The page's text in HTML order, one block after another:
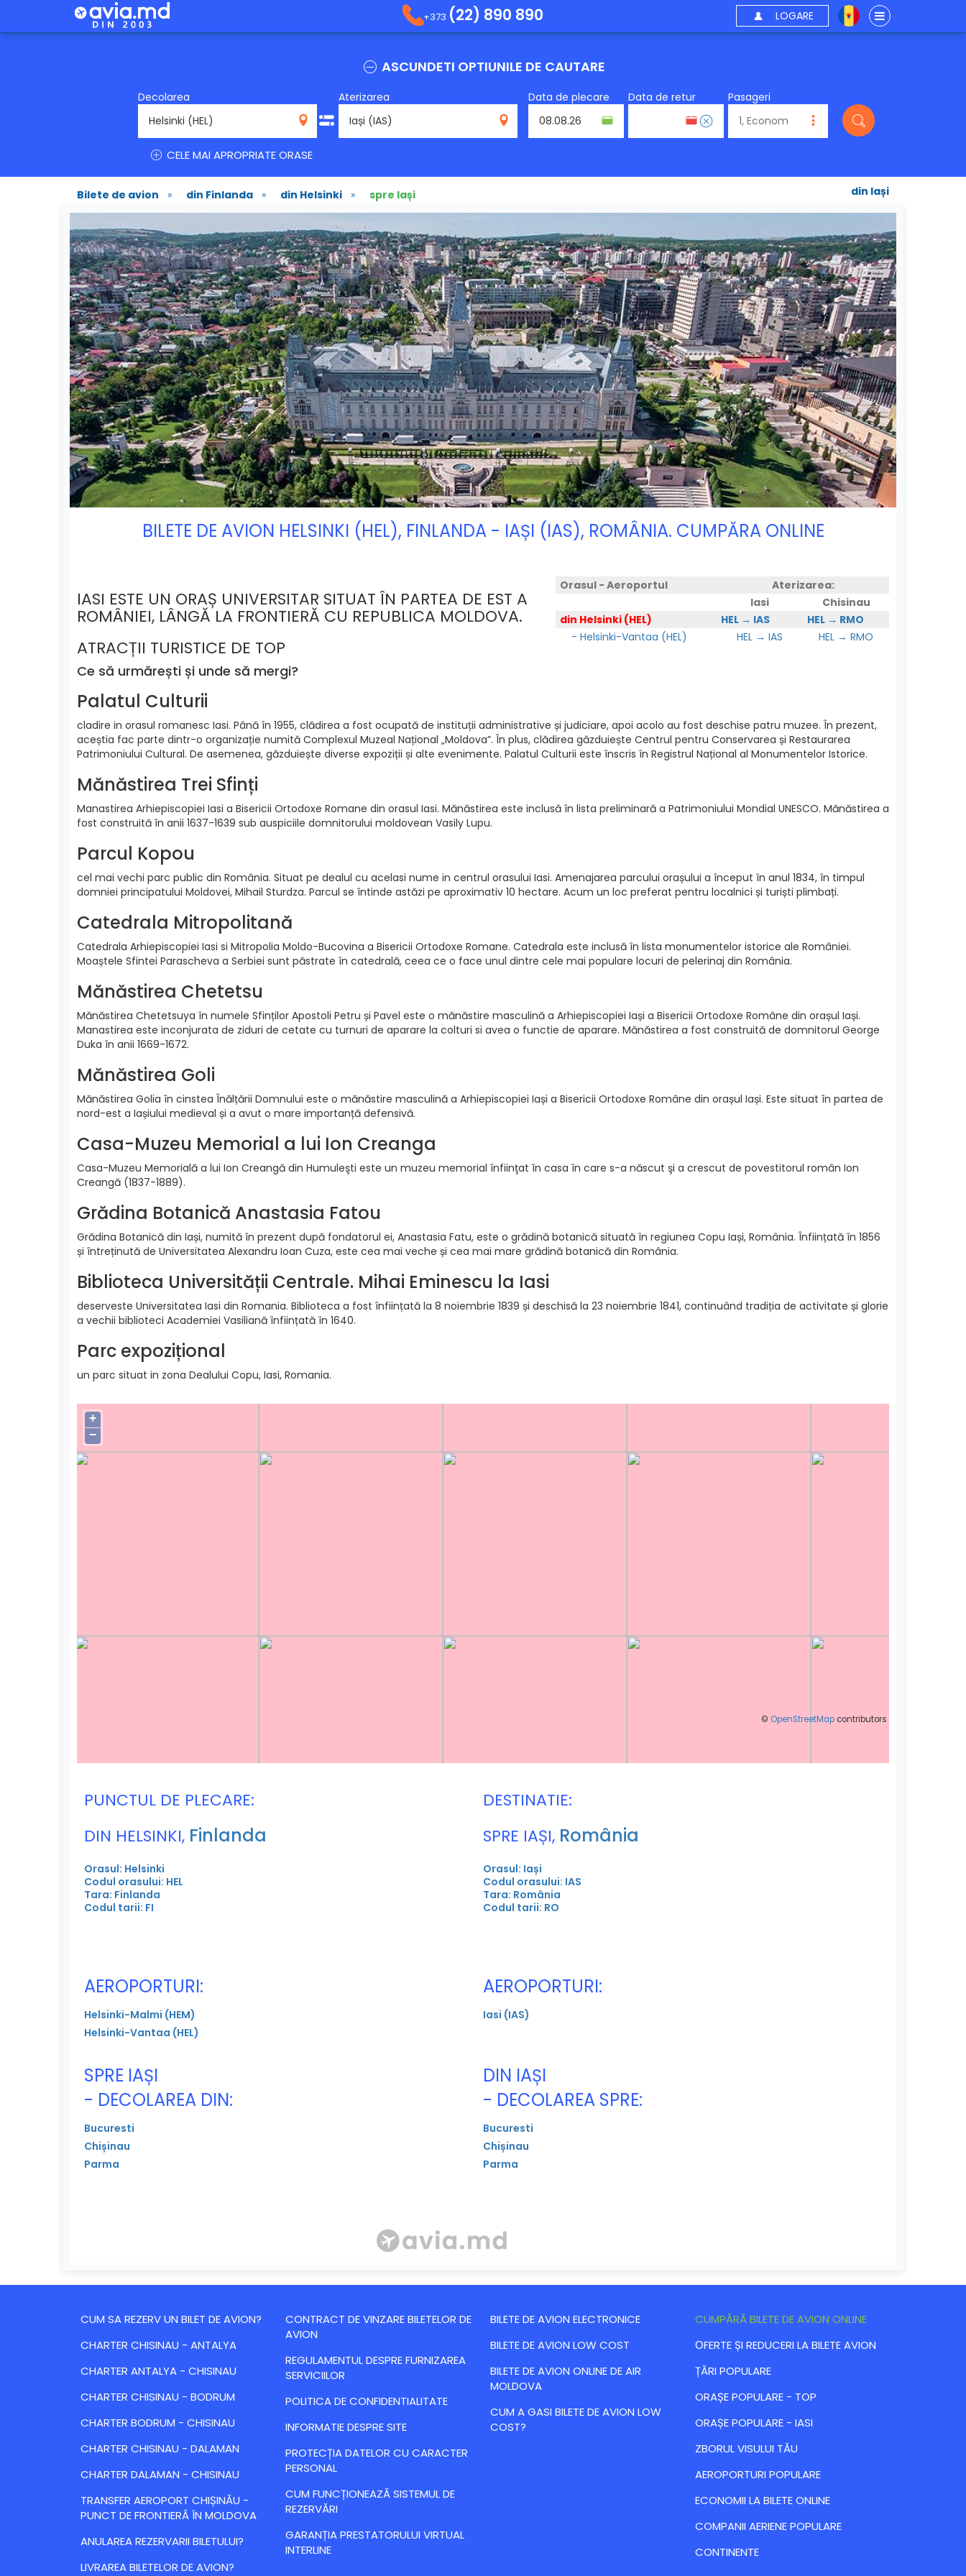
+373 (22) 890 890 LOGARE
ASCUNDETI OPTIUNILE DE CAUTARE
Decolarea
Aterizarea
Data de plecare Data de retur Pasageri
CELE MAI APROPRIATE ORASE
Bilete de avion » din Finlanda » din Helsinki » spre Iași din Iași
BILETE DE AVION HELSINKI (HEL), FINLANDA - IAȘI (IAS), ROMÂNIA. CUMPĂRA ONLINE
Orasul - Aeroportul
Aterizarea:
Iasi
Chisinau
din Helsinki (HEL)
HEL → IAS
HEL → RMO
- Helsinki-Vantaa (HEL)
HEL → IAS HEL → RMO
IASI ESTE UN ORAȘ UNIVERSITAR SITUAT ÎN PARTEA DE EST A
ROMÂNIEI, LÂNGĂ LA FRONTIERĂ CU REPUBLICA MOLDOVA.
ATRACȚII TURISTICE DE TOP
Ce să urmărești și unde să mergi?
Palatul Culturii
cladire in orasul romanesc Iasi. Până în 1955, clădirea a fost ocupată de instituții administrative și judiciare, apoi acolo au fost deschise patru muzee. În prezent,
aceștia fac parte dintr-o organizație numită Complexul Muzeal Național „Moldova”. În plus, clădirea găzduiește Centrul pentru Conservarea și Restaurarea
Patrimoniului Cultural. De asemenea, găzduiește diverse expoziții și alte evenimente. Palatul Culturii este înscris în Registrul Național al Monumentelor Istorice.
Mănăstirea Trei Sfinți
Manastirea Arhiepiscopiei Iasi a Bisericii Ortodoxe Romane din orasul Iasi. Mănăstirea este inclusă în lista preliminară a Patrimoniului Mondial UNESCO. Mănăstirea a
fost construită în anii 1637-1639 sub auspiciile domnitorului moldovean Vasily Lupu.
Parcul Kopou
cel mai vechi parc public din România. Situat pe dealul cu acelasi nume in centrul orasului Iasi. Amenajarea parcului orașului a început în anul 1834, în timpul
domniei principatului Moldovei, Mihail Sturdza. Parcul se întinde astăzi pe aproximativ 10 hectare. Acum un loc preferat pentru localnici și turiști plimbați.
Catedrala Mitropolitană
Catedrala Arhiepiscopiei Iasi si Mitropolia Moldo-Bucovina a Bisericii Ortodoxe Romane. Catedrala este inclusă în lista monumentelor istorice ale României.
Moaștele Sfintei Parascheva a Serbiei sunt păstrate în catedrală, ceea ce o face unul dintre cele mai populare locuri de pelerinaj din România.
Mănăstirea Chetetsu
Mănăstirea Chetetsuya în numele Sfinților Apostoli Petru și Pavel este o mănăstire masculină a Arhiepiscopiei Iași a Bisericii Ortodoxe Române din orașul Iași.
Manastirea este inconjurata de ziduri de cetate cu turnuri de aparare la colturi si avea o functie de aparare. Mănăstirea a fost construită de domnitorul George
Duka în anii 1669-1672.
Mănăstirea Goli
Mănăstirea Golia în cinstea Înălțării Domnului este o mănăstire masculină a Arhiepiscopiei Iași a Bisericii Ortodoxe Române din orașul Iași. Este situat în partea de
nord-est a Iașiului medieval și a avut o mare importanță defensivă.
Casa-Muzeu Memorial a lui Ion Creanga
Casa-Muzeu Memorială a lui Ion Creangă din Humuleşti este un muzeu memorial înfiinţat în casa în care s-a născut şi a crescut de povestitorul român Ion
Creangă (1837-1889).
Grădina Botanică Anastasia Fatou
Grădina Botanică din Iași, numită în prezent după fondatorul ei, Anastasia Fatu, este o grădină botanică situată în regiunea Copu Iași, România. Înființată în 1856
și întreținută de Universitatea Alexandru Ioan Cuza, este cea mai veche și cea mai mare grădină botanică din România.
Biblioteca Universității Centrale. Mihai Eminescu la Iasi
deserveste Universitatea Iasi din Romania. Biblioteca a fost înființată la 8 noiembrie 1839 și deschisă la 23 noiembrie 1841, continuând tradiția de activitate și glorie
a vechii biblioteci Academiei Vasiliană înființată în 1640.
Parc expozițional
un parc situat in zona Dealului Copu, Iasi, Romania.
+
−
© OpenStreetMap contributors
PUNCTUL DE PLECARE:
DIN HELSINKI, Finlanda
Orasul: Helsinki
Codul orasului: HEL
Tara: Finlanda
Codul tarii: FI
AEROPORTURI:
Helsinki-Malmi (HEM)
Helsinki-Vantaa (HEL)
DESTINATIE:
SPRE IAȘI, România
Orasul: Iași
Codul orasului: IAS
Tara: România
Codul tarii: RO
AEROPORTURI:
Iasi (IAS)
SPRE IAȘI
- DECOLAREA DIN:
Bucuresti
Chișinau
Parma
DIN IAȘI
- DECOLAREA SPRE:
Bucuresti
Chișinau
Parma
CUM SA REZERV UN BILET DE AVION?
CHARTER CHISINAU - ANTALYA
CHARTER ANTALYA - CHISINAU
CHARTER CHISINAU - BODRUM
CHARTER BODRUM - CHISINAU
CHARTER CHISINAU - DALAMAN
CHARTER DALAMAN - CHISINAU
TRANSFER AEROPORT CHIȘINĂU -
PUNCT DE FRONTIERĂ ÎN MOLDOVA
ANULAREA REZERVARII BILETULUI?
LIVRAREA BILETELOR DE AVION?
CONTRACT DE VINZARE BILETELOR DE
AVION
REGULAMENTUL DESPRE FURNIZAREA
SERVICIILOR
POLITICA DE CONFIDENTIALITATE
INFORMATIE DESPRE SITE
PROTECȚIA DATELOR CU CARACTER
PERSONAL
CUM FUNCȚIONEAZĂ SISTEMUL DE
REZERVĂRI
GARANȚIA PRESTATORULUI VIRTUAL
INTERLINE
BILETE DE AVION ELECTRONICE
BILETE DE AVION LOW COST
BILETE DE AVION ONLINE DE AIR
MOLDOVA
CUM A GASI BILETE DE AVION LOW
COST?
CUMPĂRĂ BILETE DE AVION ONLINE
ОFERTE ȘI REDUCERI LA BILETE AVION
ȚĂRI POPULARE
ORAȘE POPULARE - TOP
ORAȘE POPULARE - IASI
ZBORUL VISULUI TĂU
AEROPORTURI POPULARE
ECONOMII LA BILETE ONLINE
COMPANII AERIENE POPULARE
CONTINENTE